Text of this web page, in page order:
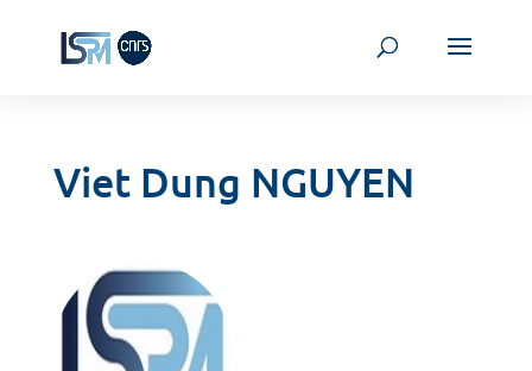
Viet Dung NGUYEN